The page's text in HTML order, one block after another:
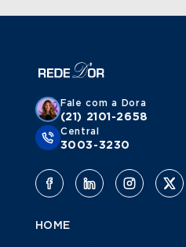
Fale com a Dora
(21) 2101-2658
Central
3003-3230
HOME